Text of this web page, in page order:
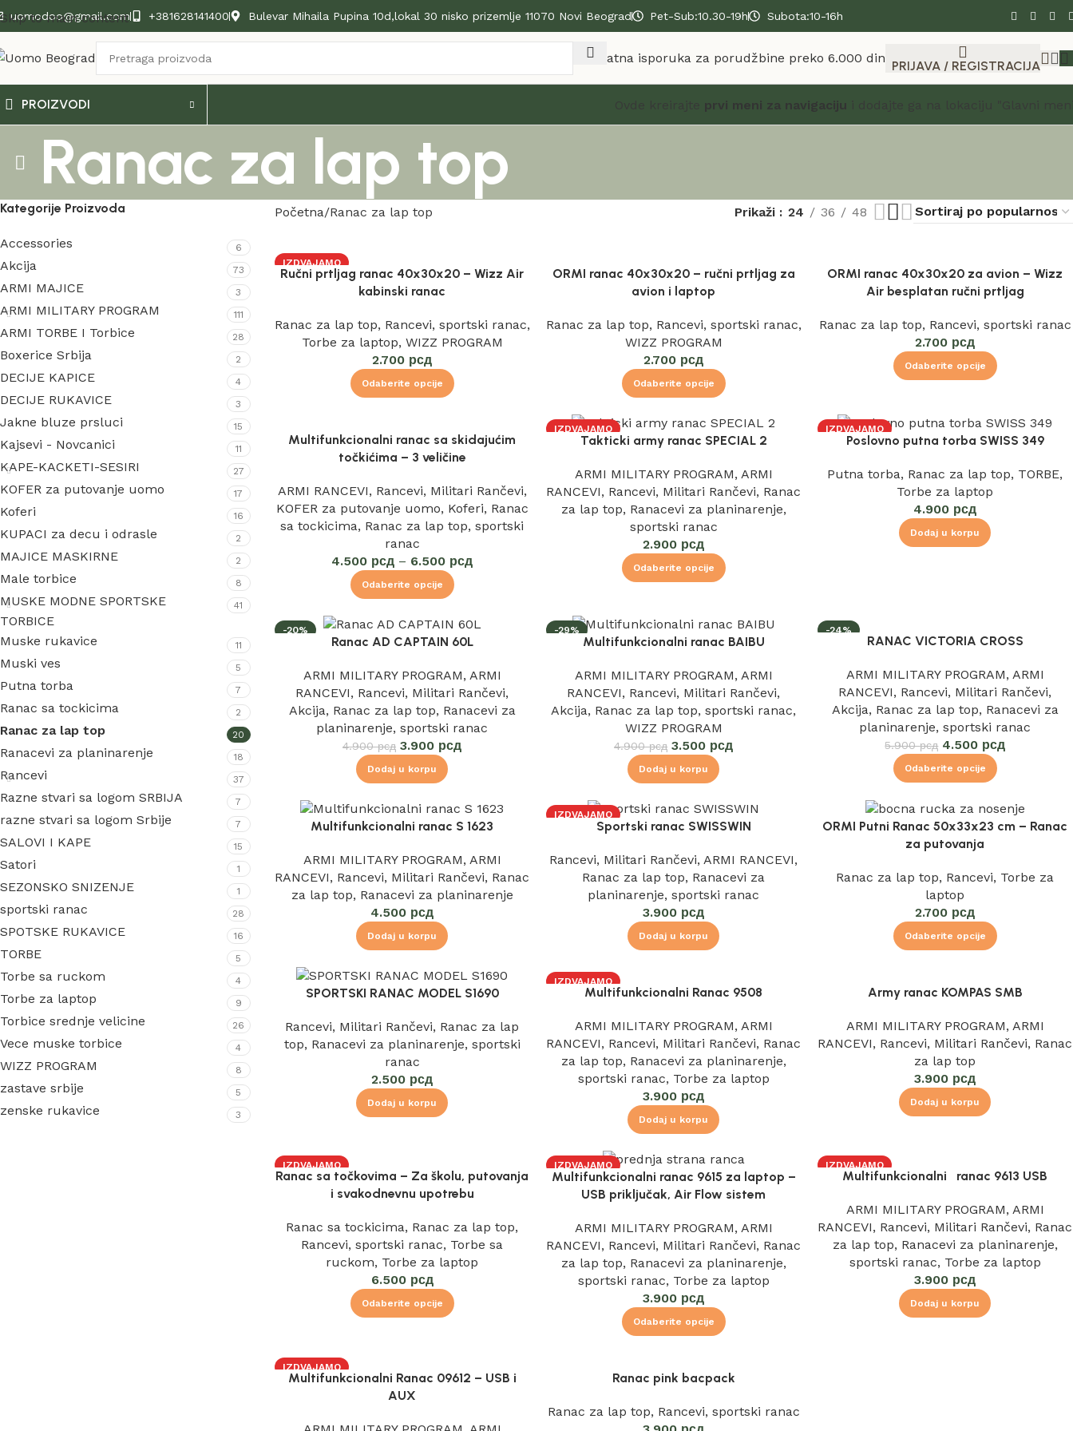
Skip to main content
uomodoo@gmail.com +381628141400 Bulevar Mihaila Pupina 10d,lokal 30 nisko prizemlje 11070 Novi Beograd Pet-Sub:10.30-19h Subota:10-16h
Besplatna isporuka za porudžbine preko 6.000 din PRIJAVA / REGISTRACIJA
PROIZVODI Ovde kreirajte prvi meni za navigaciju i dodajte ga na lokaciju "Glavni
Ranac za lap top
Kategorije Proizvoda
Accessories 6
Akcija 73
ARMI MAJICE 3
ARMI MILITARY PROGRAM 111
ARMI TORBE I Torbice 28
Boxerice Srbija 2
DECIJE KAPICE 4
DECIJE RUKAVICE 3
Jakne bluze prsluci 15
Kajsevi - Novcanici 11
KAPE-KACKETI-SESIRI 27
KOFER za putovanje uomo 17
Koferi 16
KUPACI za decu i odrasle 2
MAJICE MASKIRNE 2
Male torbice 8
MUSKE MODNE SPORTSKE
TORBICE
41
Muske rukavice 11
Muski ves 5
Putna torba 7
Ranac sa tockicima 2
Ranac za lap top 20
Ranacevi za planinarenje 18
Rancevi 37
Razne stvari sa logom SRBIJA 7
razne stvari sa logom Srbije 7
SALOVI I KAPE 15
Satori 1
SEZONSKO SNIZENJE 1
sportski ranac 28
SPOTSKE RUKAVICE 16
TORBE 5
Torbe sa ruckom 4
Torbe za laptop 9
Torbice srednje velicine 26
Vece muske torbice 4
WIZZ PROGRAM 8
zastave srbije 5
zenske rukavice 3
Početna Ranac za lap top Prikaži 24 36 48
IZDVAJAMO
Ručni prtljag ranac 40x30x20 – Wizz Air
kabinski ranac
Ranac za lap top, Rancevi, sportski ranac,
Torbe za laptop, WIZZ PROGRAM
2.700 рсд
Odaberite opcije
ORMI ranac 40x30x20 – ručni prtljag za
avion i laptop
Ranac za lap top, Rancevi, sportski ranac,
WIZZ PROGRAM
2.700 рсд
Odaberite opcije
ORMI ranac 40x30x20 za avion – Wizz
Air besplatan ručni prtljag
Ranac za lap top, Rancevi, sportski ranac
2.700 рсд
Odaberite opcije
Multifunkcionalni ranac sa skidajućim
točkićima – 3 veličine
ARMI RANCEVI, Rancevi, Militari Rančevi,
KOFER za putovanje uomo, Koferi, Ranac
sa tockicima, Ranac za lap top,sportski
ranac
4.500 рсд – 6.500 рсд
Odaberite opcije
IZDVAJAMO
Takticki army ranac SPECIAL 2
ARMI MILITARY PROGRAM, ARMI
RANCEVI, Rancevi, Militari Rančevi, Ranac
za lap top, Ranacevi za planinarenje,
sportski ranac
2.900 рсд
Odaberite opcije
IZDVAJAMO
Poslovno putna torba SWISS 349
Putna torba, Ranac za lap top, TORBE,
Torbe za laptop
4.900 рсд
Dodaj u korpu
-20%
IZDVAJAMORanac AD CAPTAIN 60L
ARMI MILITARY PROGRAM, ARMI
RANCEVI, Rancevi, Militari Rančevi,
Akcija, Ranac za lap top, Ranacevi za
planinarenje,sportski ranac
4.900рсд 3.900 рсд
Dodaj u korpu
-29%
IZDVAJAMO
Multifunkcionalni ranac BAIBU
ARMI MILITARY PROGRAM, ARMI
RANCEVI, Rancevi, Militari Rančevi,
Akcija, Ranac za lap top,sportski ranac,
WIZZ PROGRAM
4.900рсд 3.500 рсд
Dodaj u korpu
-24%
RANAC VICTORIA CROSS
ARMI MILITARY PROGRAM, ARMI
RANCEVI, Rancevi, Militari Rančevi,
Akcija, Ranac za lap top, Ranacevi za
planinarenje,sportski ranac
5.900рсд 4.500 рсд
Odaberite opcije
Multifunkcionalni ranac S 1623
ARMI MILITARY PROGRAM, ARMI
RANCEVI, Rancevi, Militari Rančevi, Ranac
za lap top, Ranacevi za planinarenje
4.500 рсд
Dodaj u korpu
IZDVAJAMO
Sportski ranac SWISSWIN
Rancevi, Militari Rančevi,ARMI RANCEVI,
Ranac za lap top, Ranacevi za
planinarenje,sportski ranac
3.900 рсд
Dodaj u korpu
ORMI Putni Ranac 50x33x23 cm – Ranac
za putovanja
Ranac za lap top, Rancevi, Torbe za
laptop
2.700 рсд
Odaberite opcije
SPORTSKI RANAC MODEL S1690
Rancevi, Militari Rančevi, Ranac za lap
top, Ranacevi za planinarenje, sportski
ranac
2.500 рсд
Dodaj u korpu
IZDVAJAMO
Multifunkcionalni Ranac 9508
ARMI MILITARY PROGRAM, ARMI
RANCEVI, Rancevi, Militari Rančevi, Ranac
za lap top, Ranacevi za planinarenje,
sportski ranac, Torbe za laptop
3.900 рсд
Dodaj u korpu
Army ranac KOMPAS SMB
ARMI MILITARY PROGRAM, ARMI
RANCEVI, Rancevi, Militari Rančevi, Ranac
za lap top
3.900 рсд
Dodaj u korpu
IZDVAJAMO
Ranac sa točkovima – Za školu, putovanja
i svakodnevnu upotrebu
Ranac sa tockicima, Ranac za lap top,
Rancevi,sportski ranac, Torbe sa
ruckom, Torbe za laptop
6.500 рсд
Odaberite opcije
IZDVAJAMO
Multifunkcionalni ranac 9615 za laptop –
USB priključak, Air Flow sistem
ARMI MILITARY PROGRAM, ARMI
RANCEVI, Rancevi, Militari Rančevi, Ranac
za lap top, Ranacevi za planinarenje,
sportski ranac, Torbe za laptop
3.900 рсд
Odaberite opcije
IZDVAJAMO
Multifunkcionalni ranac 9613 USB
ARMI MILITARY PROGRAM, ARMI
RANCEVI, Rancevi, Militari Rančevi, Ranac
za lap top, Ranacevi za planinarenje,
sportski ranac, Torbe za laptop
3.900 рсд
Dodaj u korpu
IZDVAJAMO
Multifunkcionalni Ranac 09612 – USB i
AUX
Ranac pink bacpack
Ranac za lap top, Rancevi, sportski ranac